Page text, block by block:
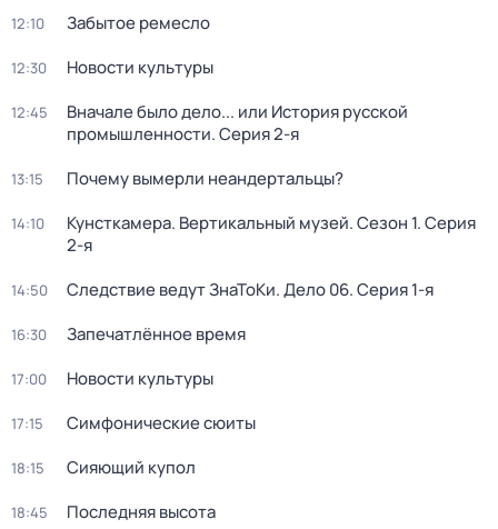
12:10 Забытое ремесло
12:30 Новости культуры
12:45
Вначале было дело... или История русской
промышленности. Серия 2-я
13:15 Почему вымерли неандертальцы?
14:10 Кунсткамера. Вертикальный музей. Сезон 1. Серия
2-я
14:50 Следствие ведут ЗнаТоКи. Дело 06. Серия 1-я
16:30 Запечатлённое время
17:00 Новости культуры
17:15 Симфонические сюиты
18:15 Сияющий купол
18:45 Последняя высота